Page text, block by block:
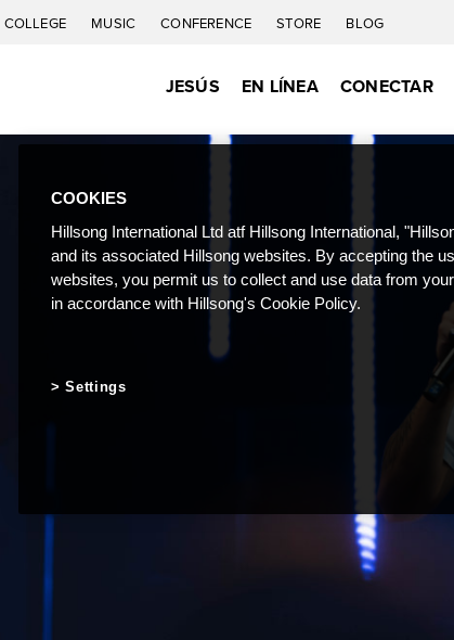
COLLEGE MUSIC CONFERENCE STORE BLOG
JESÚS EN LÍNEA CONECTAR
COOKIES
Hillsong International Ltd atf Hillsong International,
and its associated Hillsong websites. By accepting the
websites, you permit us to collect and use data from
in accordance with Hillsong's Cookie Policy.
Settings